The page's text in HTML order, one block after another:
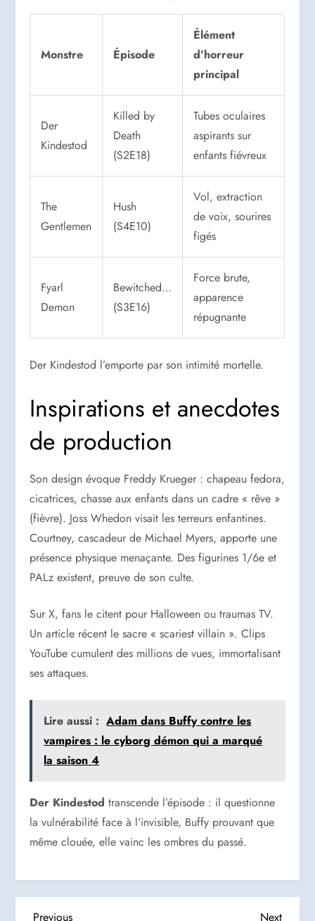
Monstre Épisode
Élément
d’horreur
principal
Der
Kindestod
Killed by
Death
(S2E18)
Tubes oculaires
aspirants sur
enfants fiévreux
The
Gentlemen
Hush
(S4E10)
Vol, extraction
de voix, sourires
figés
Fyarl
Demon
Bewitched…
(S3E16)
Force brute,
apparence
répugnante
Der Kindestod l’emporte par son intimité mortelle.
Inspirations et anecdotes
de production
Son design évoque Freddy Krueger : chapeau fedora,
cicatrices, chasse aux enfants dans un cadre « rêve »
(fièvre). Joss Whedon visait les terreurs enfantines.
Courtney, cascadeur de Michael Myers, apporte une
présence physique menaçante. Des figurines 1/6e et
PALz existent, preuve de son culte.
Sur X, fans le citent pour Halloween ou traumas TV.
Un article récent le sacre « scariest villain ». Clips
YouTube cumulent des millions de vues, immortalisant
ses attaques.
Lire aussi : Adam dans Buffy contre les
vampires : le cyborg démon qui a marqué
la saison 4
Der Kindestod transcende l’épisode : il questionne
la vulnérabilité face à l’invisible, Buffy prouvant que
même clouée, elle vainc les ombres du passé.
Previous
Previous Next
Next